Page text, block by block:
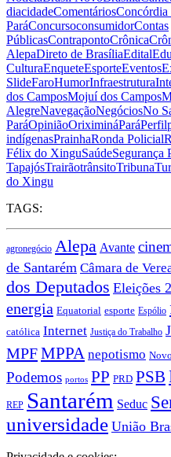
diacidadeComentáriosConcórdia
ParáConcursoconsumidorContas
PúblicasContrapontoCrônica
AlepaDireto de BrasíliaEdital
CulturaEnqueteEsporteEventos
SlideFaroHumorInfraestrutura
dos CamposMojuí dos Campos
AlegreNavegaçãoNegóciosNo
ParáOpiniãoOriximináParáPerfil
indígenasPrainhaRonda Policial
Félix do XinguSaúdeSegurança
TapajósTrairãotrânsitoTribuna
do Xingu
TAGS:
agronegócio Alepa Avante
de Santarém Câmara de
dos Deputados Eleições
energia Equatorial esporte Espólio
católica Internet Justiça do Trabalho
MPFMPPA nepotismo Novo
Podemos portos PP PRD PSB
REP Santarém Seduc
universidade União